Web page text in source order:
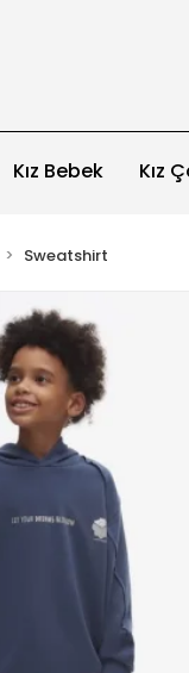
Kız Bebek Kız
Sweatshirt